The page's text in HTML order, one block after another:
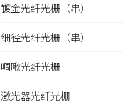
镀金光纤光栅（串）
细径光纤光栅（串）
啁啾光纤光栅
激光器光纤光栅